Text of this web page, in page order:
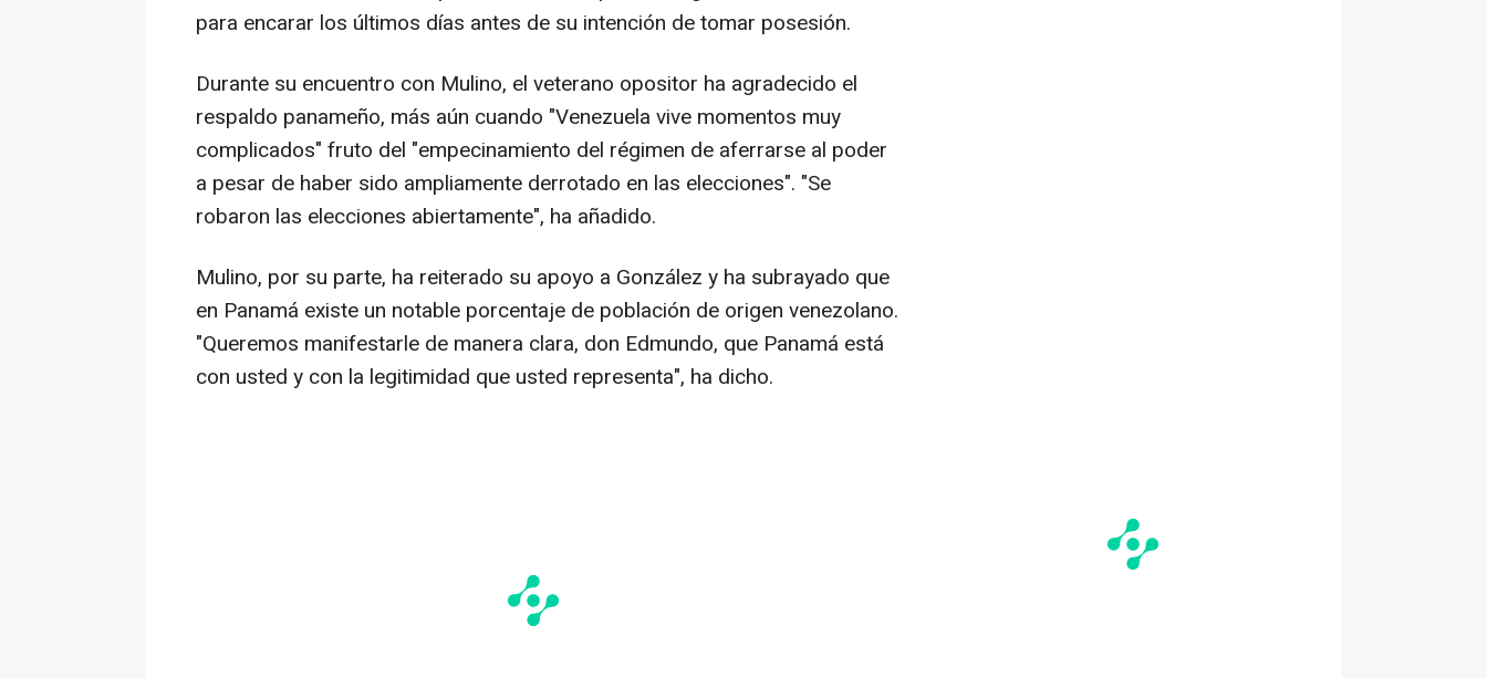
para encarar los últimos días antes de su intención de tomar posesión.
Durante su encuentro con Mulino, el veterano opositor ha agradecido el
respaldo panameño, más aún cuando "Venezuela vive momentos muy
complicados" fruto del "empecinamiento del régimen de aferrarse al poder
a pesar de haber sido ampliamente derrotado en las elecciones". "Se
robaron las elecciones abiertamente", ha añadido.
Mulino, por su parte, ha reiterado su apoyo a González y ha subrayado que
en Panamá existe un notable porcentaje de población de origen venezolano.
"Queremos manifestarle de manera clara, don Edmundo, que Panamá está
con usted y con la legitimidad que usted representa", ha dicho.